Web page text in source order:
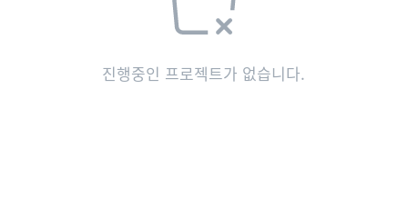
진행중인 프로젝트가 없습니다.